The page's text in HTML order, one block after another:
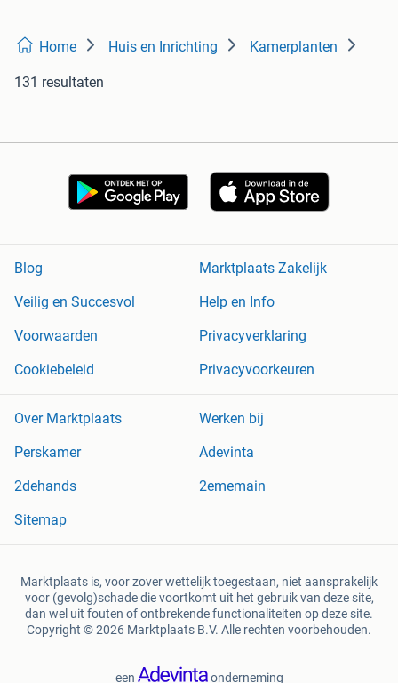
Home Huis en Inrichting Kamerplanten
131 resultaten
Blog
Marktplaats Zakelijk
Veilig en Succesvol
Help en Info
Voorwaarden
Privacyverklaring
Cookiebeleid
Privacyvoorkeuren
Over Marktplaats
Werken bij
Perskamer
Adevinta
2dehands
2ememain
Sitemap
Marktplaats is, voor zover wettelijk toegestaan, niet aansprakelijk
voor (gevolg)schade die voortkomt uit het gebruik van deze site,
dan wel uit fouten of ontbrekende functionaliteiten op deze site.
Copyright © 2026 Marktplaats B.V. Alle rechten voorbehouden.
een onderneming